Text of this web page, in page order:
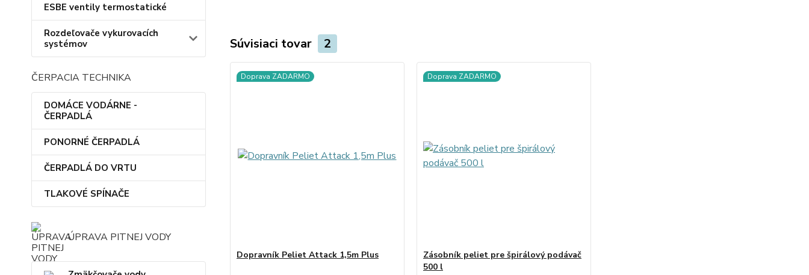
ESBE ventily termostatické
Rozdeľovače vykurovacích
systémov
ČERPACIA TECHNIKA
DOMÁCE VODÁRNE -
ČERPADLÁ
PONORNÉ ČERPADLÁ
ČERPADLÁ DO VRTU
TLAKOVÉ SPÍNAČE
ÚPRAVA PITNEJ VODY
Súvisiaci tovar 2
Doprava ZADARMO
Dopravník Peliet Attack 1,5m Plus
Doprava ZADARMO
Zásobník peliet pre špirálový podávač
500 l